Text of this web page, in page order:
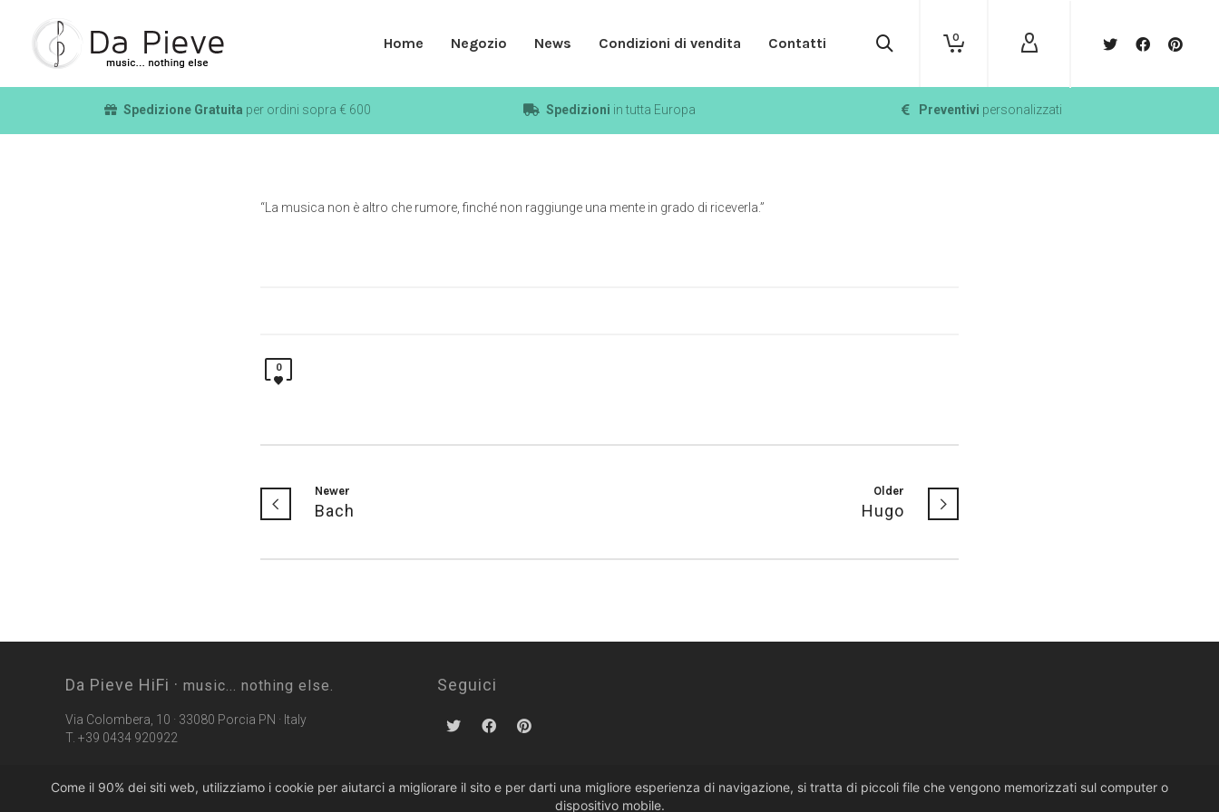
Home Negozio News Condizioni di vendita Contatti 0
Spedizione Gratuita per ordini sopra € 600 Spedizioni in tutta Europa Preventivi personalizzati
“La musica non è altro che rumore, finché non raggiunge una mente in grado di riceverla.”
0
Newer
Bach
Older
Hugo
Da Pieve HiFi · music... nothing else.
Via Colombera, 10 · 33080 Porcia PN · Italy
T. +39 0434 920922
Seguici
Come il 90% dei siti web, utilizziamo i cookie per aiutarci a migliorare il sito e per darti una migliore esperienza di navigazione, si tratta di piccoli file che vengono memorizzati sul computer o
dispositivo mobile.